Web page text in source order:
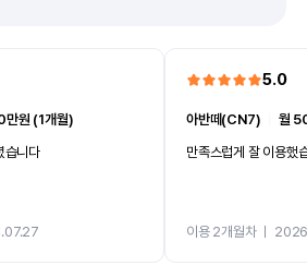
만원 (1개월)
습니다
5.0
아반떼(CN7)
월
만족스럽게 잘 이용했습
이용 2개월차ㅣ